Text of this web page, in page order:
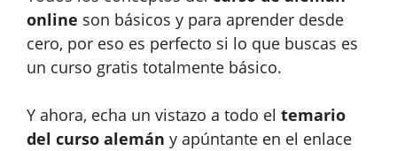
online son básicos y para aprender desde
cero, por eso es perfecto si lo que buscas es
un curso gratis totalmente básico.
Y ahora, echa un vistazo a todo el temario
del curso alemán y apúntante en el enlace